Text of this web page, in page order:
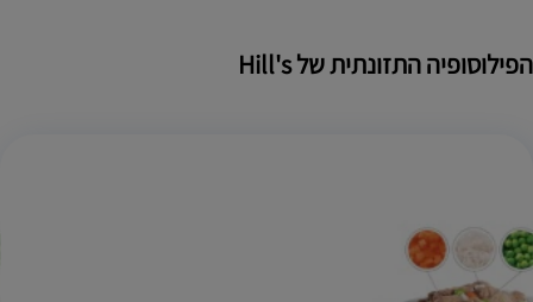
הפילוסופיה התזונתית של Hill's